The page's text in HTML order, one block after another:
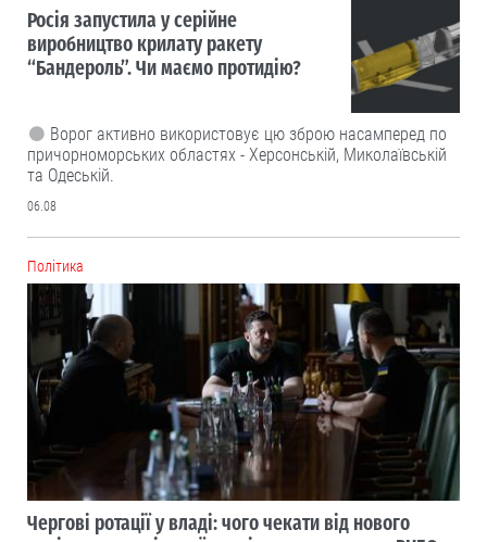
Росія запустила у серійне
виробництво крилату ракету
“Бандероль”. Чи маємо протидію?
Ворог активно використовує цю зброю насамперед по
причорноморських областях - Херсонській, Миколаївській
та Одеській.
06.08
Політика
Чергові ротації у владі: чого чекати від нового